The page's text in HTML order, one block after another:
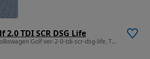
TDI SCR DSG Life
1968 cm3 • 150 CP • Volkswagen Golf ver-2-0-tdi-scr-dsg-life, Tva Deductibil